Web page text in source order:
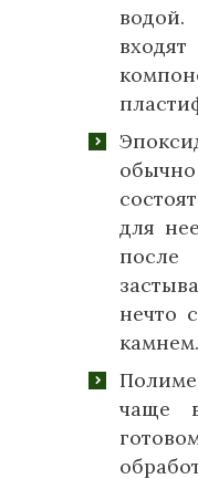
водой.
для
нечто
камнем.
чаще